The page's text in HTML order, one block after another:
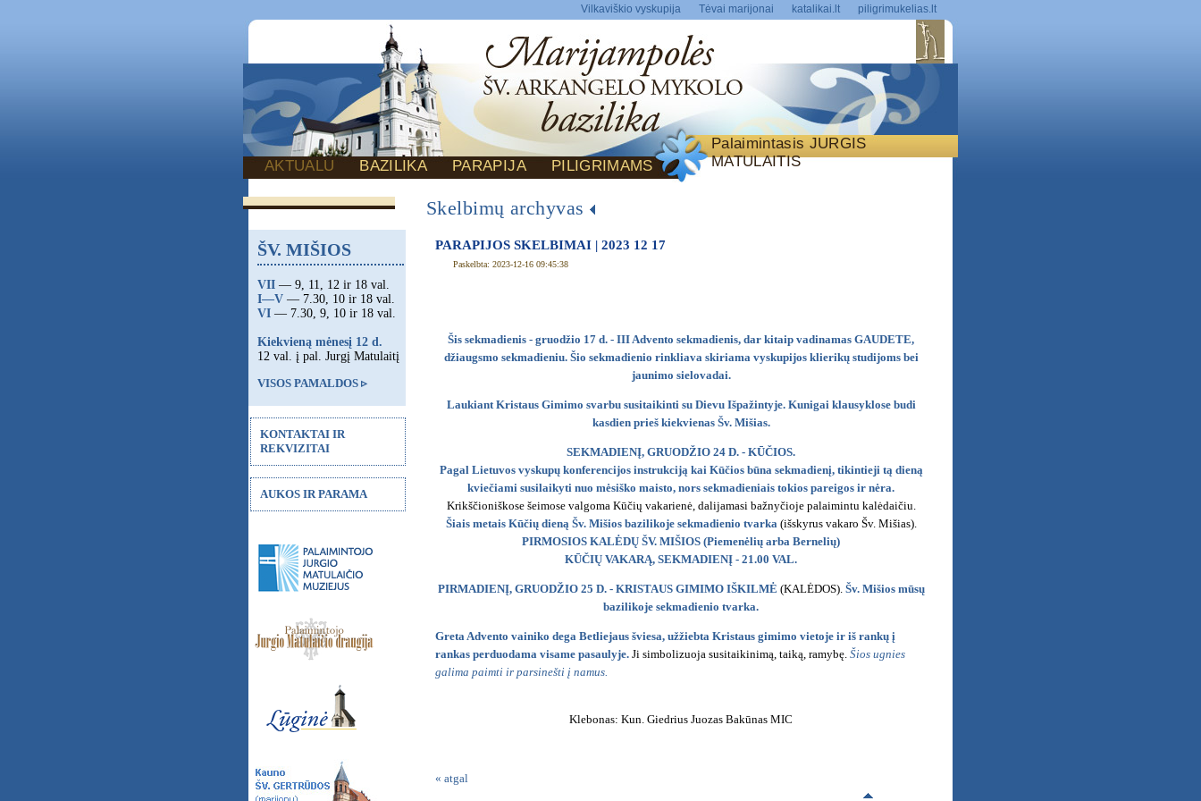
Vilkaviškio vyskupija Tėvai marijonai katalikai.lt piligrimukelias.lt
Palaimintasis JURGIS
MATULAITIS
AKTUALU BAZILIKA PARAPIJA PILIGRIMAMS
Skelbimų archyvas
PARAPIJOS SKELBIMAI | 2023 12 17
Paskelbta: 2023-12-16 09:45:38
Šis sekmadienis - gruodžio 17 d. - III Advento sekmadienis, dar kitaip vadinamas GAUDETE,
džiaugsmo sekmadieniu. Šio sekmadienio rinkliava skiriama vyskupijos klierikų studijoms bei
jaunimo sielovadai.
Laukiant Kristaus Gimimo svarbu susitaikinti su Dievu Išpažintyje. Kunigai klausyklose budi
kasdien prieš kiekvienas Šv. Mišias.
SEKMADIENĮ, GRUODŽIO 24 D. - KŪČIOS.
Pagal Lietuvos vyskupų konferencijos instrukciją kai Kūčios būna sekmadienį, tikintieji tą dieną
kviečiami susilaikyti nuo mėsiško maisto, nors sekmadieniais tokios pareigos ir nėra.
Krikščioniškose šeimose valgoma Kūčių vakarienė, dalijamasi bažnyčioje palaimintu kalėdaičiu.
Šiais metais Kūčių dieną Šv. Mišios bazilikoje sekmadienio tvarka(išskyrus vakaro Šv. Mišias).
PIRMOSIOS KALĖDŲ ŠV. MIŠIOS (Piemenėlių arba Bernelių)
KŪČIŲ VAKARĄ, SEKMADIENĮ - 21.00 VAL.
PIRMADIENĮ, GRUODŽIO 25 D. - KRISTAUS GIMIMO IŠKILMĖ (KALĖDOS). Šv. Mišios mūsų
bazilikoje sekmadienio tvarka.
Greta Advento vainiko dega Betliejaus šviesa, užžiebta Kristaus gimimo vietoje ir iš rankų į
rankas perduodama visame pasaulyje. Ji simbolizuoja susitaikinimą, taiką, ramybę. Šios ugnies
galima paimti ir parsinešti į namus.
Klebonas: Kun. Giedrius Juozas Bakūnas MIC
« atgal
ŠV. MIŠIOS
VII — 9, 11, 12 ir 18 val.
I—V — 7.30, 10 ir 18 val.
VI — 7.30, 9, 10 ir 18 val.
Kiekvieną mėnesį 12 d.
12 val. į pal. Jurgį Matulaitį
VISOS PAMALDOS ▹
KONTAKTAI IR
REKVIZITAI
AUKOS IR PARAMA